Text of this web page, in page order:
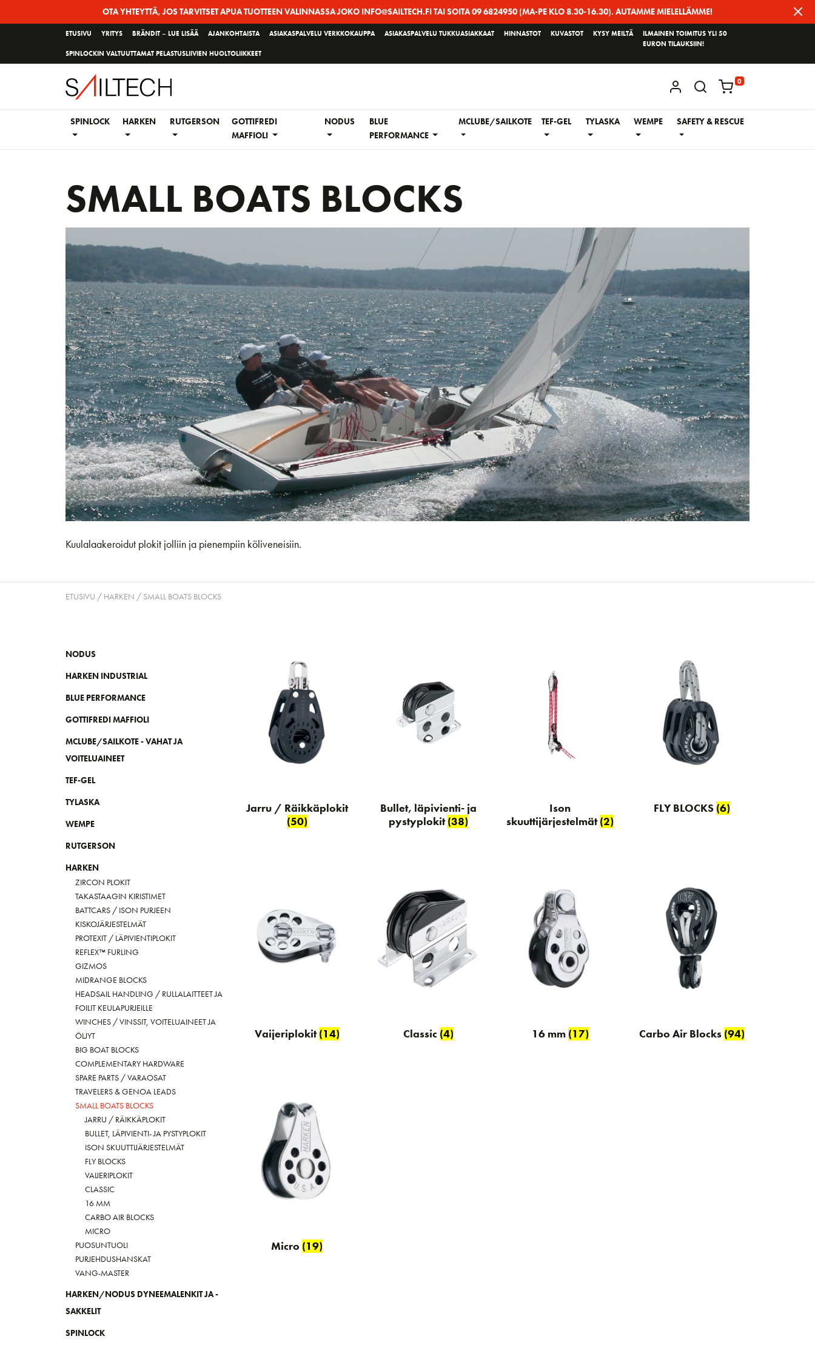
OTA YHTEYTTÄ, JOS TARVITSET APUA TUOTTEEN VALINNASSA JOKO INFO@SAILTECH.FI TAI SOITA 09 6824950 (MA-PE KLO 8.30-16.30). AUTAMME MIELELLÄMME!
ETUSIVU YRITYS BRÄNDIT – LUE LISÄÄ AJANKOHTAISTA ASIAKASPALVELU VERKKOKAUPPA ASIAKASPALVELU TUKKUASIAKKAAT HINNASTOT KUVASTOT KYSY MEILTÄ
SPINLOCKIN VALTUUTTAMAT PELASTUSLIIVIEN HUOLTOLIIKKEET
ILMAINEN TOIMITUS YLI 50
EURON TILAUKSIIN!
KIRJAUDU / REKISTERÖIDY
0
SPINLOCK HARKEN RUTGERSON
GOTTIFREDI
MAFFIOLI
NODUS
BLUE
PERFORMANCE
MCLUBE/SAILKOTE TEF-GEL TYLASKA WEMPE SAFETY & RESCUE
SMALL BOATS BLOCKS
Kuulalaakeroidut plokit jolliin ja pienempiin köliveneisiin.
ETUSIVU / HARKEN / SMALL BOATS BLOCKS
NODUS
HARKEN INDUSTRIAL
BLUE PERFORMANCE
GOTTIFREDI MAFFIOLI
MCLUBE/SAILKOTE - VAHAT JA
VOITELUAINEET
TEF-GEL
TYLASKA
WEMPE
RUTGERSON
HARKEN
ZIRCON PLOKIT
TAKASTAAGIN KIRISTIMET
BATTCARS / ISON PURJEEN
KISKOJÄRJESTELMÄT
PROTEXIT / LÄPIVIENTIPLOKIT
REFLEX™ FURLING
GIZMOS
MIDRANGE BLOCKS
HEADSAIL HANDLING / RULLALAITTEET JA
FOILIT KEULAPURJEILLE
WINCHES / VINSSIT, VOITELUAINEET JA
ÖLJYT
BIG BOAT BLOCKS
COMPLEMENTARY HARDWARE
SPARE PARTS / VARAOSAT
TRAVELERS & GENOA LEADS
SMALL BOATS BLOCKS
JARRU / RÄIKKÄPLOKIT
BULLET, LÄPIVIENTI- JA PYSTYPLOKIT
ISON SKUUTTIJÄRJESTELMÄT
FLY BLOCKS
VAIJERIPLOKIT
CLASSIC
16 MM
CARBO AIR BLOCKS
MICRO
PUOSUNTUOLI
PURJEHDUSHANSKAT
VANG-MASTER
HARKEN/NODUS DYNEEMALENKIT JA -
SAKKELIT
SPINLOCK
Jarru / Räikkäplokit
(50)
Bullet, läpivienti- ja
pystyplokit(38)
Ison
skuuttijärjestelmät(2)
FLY BLOCKS (6)
Vaijeriplokit(14) Classic (4) 16 mm (17) Carbo Air Blocks (94)
Micro (19)